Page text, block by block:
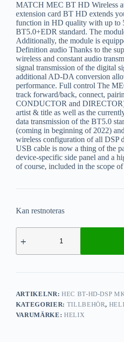
MATCH MEC BT HD Wireless
extension card BT HD extends
function in HD quality with up to
BT5.0+EDR standard. The
Additionally, the module is
Definition audio Thanks to the
wireless and constant audio
signal transmission of the digital
additional AD-DA conversion
performance. Full control The
track forward/back, connect,
CONDUCTOR and
artist & title as well as the
data transmission of the BT5.0
(coming in beginning of 2022)
wireless configuration of all DSP
USB cable is now a thing of the
device-specific side panel and a
of course, included in the scope
Kan restnoteras
ARTIKELNR: HEC BT-HD-DSP
KATEGORIER: TILLBEHÖR,
VARUMÄRKE: HELIX